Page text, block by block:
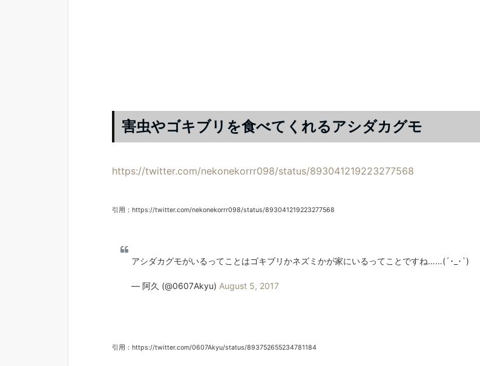
害虫やゴキブリを食べてくれるアシダカグモ
https://twitter.com/nekonekorrr098/status/893041219223277568
引用：https://twitter.com/nekonekorrr098/status/893041219223277568
アシダカグモがいるってことはゴキブリかネズミかが家にいるってことですね……(´･_･`)
— 阿久 (@0607Akyu) August 5, 2017
引用：https://twitter.com/0607Akyu/status/893752655234781184